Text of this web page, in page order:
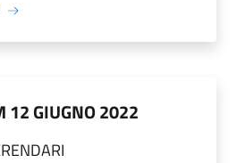
12 GIUGNO 2022